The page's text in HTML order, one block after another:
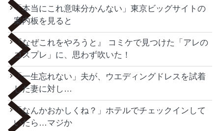
「本当にこれ意味分かんない」東京ビッグサイトの
案内板を見ると
『なぜこれをやろうと』 コミケで見つけた「アレの
コスプレ」に、思わず吹いた！
「一生忘れない」夫が、ウエディングドレスを試着
した妻に対し…
「なんかおかしくね？」ホテルでチェックインして
いたら…マジか